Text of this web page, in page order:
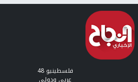
فلسطينيو 48
عربي ودولي